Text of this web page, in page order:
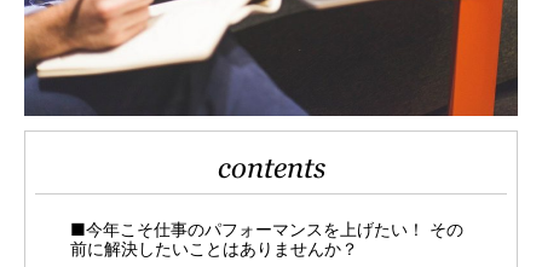
contents
■今年こそ仕事のパフォーマンスを上げたい！ その
前に解決したいことはありませんか？